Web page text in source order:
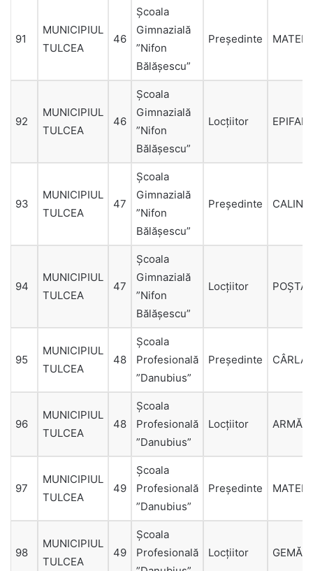
91
MUNICIPIUL
TULCEA
46
Şcoala
Gimnazială
”Nifon
Bălăşescu”
Președinte MATEIU
92
MUNICIPIUL
TULCEA
46
Şcoala
Gimnazială
”Nifon
Bălăşescu”
Locțiitor
93
MUNICIPIUL
TULCEA
47
Şcoala
Gimnazială
”Nifon
Bălăşescu”
Președinte
94
MUNICIPIUL
TULCEA
47
Şcoala
Gimnazială
”Nifon
Bălăşescu”
Locțiitor
95
MUNICIPIUL
TULCEA
48
Şcoala
Profesională
”Danubius”
Președinte
96
MUNICIPIUL
TULCEA
48
Şcoala
Profesională
”Danubius”
Locțiitor
97
MUNICIPIUL
TULCEA
49
Şcoala
Profesională
”Danubius”
Președinte MATEI
98
MUNICIPIUL
TULCEA
49
Şcoala
Profesională
Locțiitor